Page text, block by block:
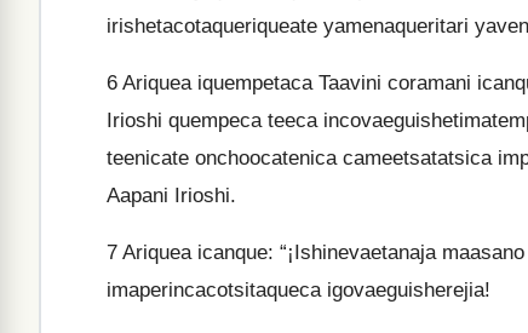
irishetacotaqueriqueate yamenaqueritari
6 Ariquea iquempetaca Taavini coramani
Irioshi quempeca teeca
teenicate onchoocatenica cameetsatatsica
Aapani Irioshi.
7 Ariquea icanque: “¡Ishinevaetanaja
imaperincacotsitaqueca igovaeguisherejia!